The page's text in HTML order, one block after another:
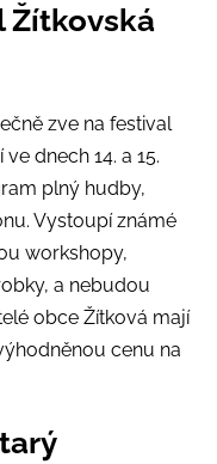
Žítkovská
zve na festival
dnech 14. a 15.
plný hudby,
Vystoupí známé
workshopy,
a nebudou
obce Žítková mají
cenu na